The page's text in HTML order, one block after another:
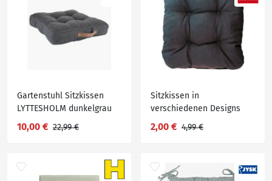
Gartenstuhl Sitzkissen
LYTTESHOLM dunkelgrau
10,00 € 22,99 €
Sitzkissen in
verschiedenen Designs
2,00 € 4,99 €